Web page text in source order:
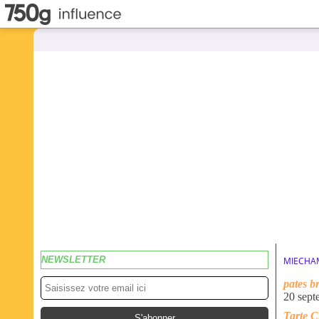
NEWSLETTER
pates
20
Tarte